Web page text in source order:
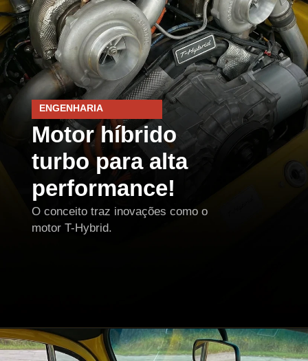
ENGENHARIA
Motor híbrido
turbo para alta
performance!
O conceito traz inovações como o
motor T-Hybrid.